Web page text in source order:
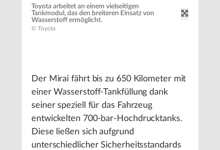
Toyota arbeitet an einem vielseitigen
Tankmodul, das den breiteren Einsatz von
Wasserstoff ermöglicht.
© Toyota
Der Mirai fährt bis zu 650 Kilometer mit
einer Wasserstoff-Tankfüllung dank
seiner speziell für das Fahrzeug
entwickelten 700-bar-Hochdrucktanks.
Diese ließen sich aufgrund
unterschiedlicher Sicherheitsstandards